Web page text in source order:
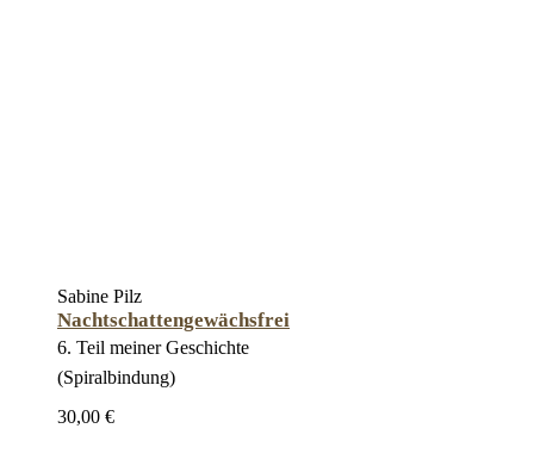
Sabine Pilz
Nachtschattengewächsfrei
6. Teil meiner Geschichte
(Spiralbindung)
30,00 €